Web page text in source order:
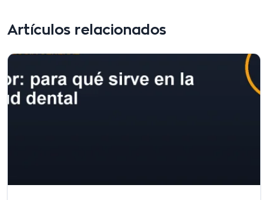
Artículos relacionados